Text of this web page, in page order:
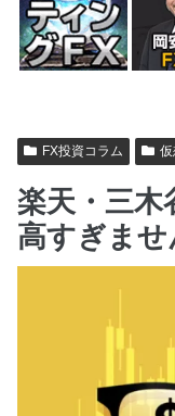
FX投資コラム 仮
楽天・三木
高すぎませ